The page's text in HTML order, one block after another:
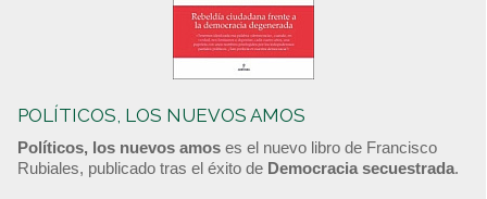
POLÍTICOS, LOS NUEVOS AMOS
Políticos, los nuevos amos es el nuevo libro de Francisco
Rubiales, publicado tras el éxito de Democracia secuestrada.